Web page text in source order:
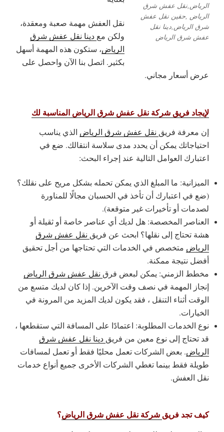
الرياض,نقل عفش شرق
الرياض ,حقين نقل عفش
شرق الرياض,دينا نقل
عفش شرق الرياض
نقل العفش مهمة صعبة ومعقدة،
ولكن مع دينا نقل عفش شرق
الرياض، ستكون هذه المهمة أسهل
بكثير. اتصل بنا الآن واحصل على
عرض أسعار مجاني.
لإيجاد فريق شركة نقل عفش شرق الرياض المناسبة لك
إن معرفة فريق نقل عفش شرق الرياض الذي يناسب
احتياجاتك يمكن أن يحدد مدى سلاسة انتقالك. ضع في
اعتبارك العوامل التالية عند إجراء البحث:
الميزانية: ما المبلغ الذي يمكن تحمله بشكل مريح على نقلك؟
(ضع في اعتبارك أن تأخذ في الحسبان مجالًا للمناورة
لصدمات أو تأخيرات غير متوقعة).
العناصر المخصصة: هل لديك أي عناصر خاصة أو ثقيلة أو
هشة تحتاج إلى نقلها؟ ابحث عن فريق نقل عفش شرق
الرياض متخصص في الخدمات التي تحتاجها من أجل تحقيق
أفضل نتيجة ممكنة.
مخطط الزمني: يمكن لبعض فرق نقل عفش شرق الرياض
إنجاز المهمة في نصف وقت الآخرين. إذا كان لديك متسع من
الوقت أثناء التنقل ، فقد يكون لديك المزيد من المرونة في
الخيارات.
نوع الخدمات المطلوبة: اعتمادًا على المسافة التي ستقطعها ،
قد تحتاج إلى نوع معين من فريق دينا نقل عفش شرق
الرياض. بعض الشركات تعمل محليًا فقط أو تعمل لمسافات
طويلة فقط بينما تغطي الشركات الأخرى جميع أنواع خدمات
نقل العفش.
كيف تجد فريقشركة نقل عفش شرق الرياض؟